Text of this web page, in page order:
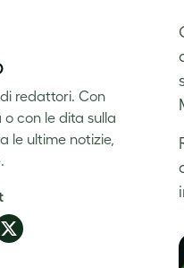
redattori. Con
con le dita sulla
le ultime notizie,